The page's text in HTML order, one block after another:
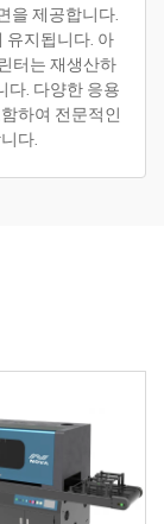
을 제공합니다.
유지됩니다. 아
터는 재생산하
다. 다양한 응용
하여 전문적인
다.